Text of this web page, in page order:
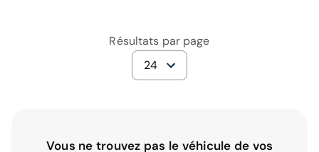
Résultats par page
24
Vous ne trouvez pas le véhicule de vos